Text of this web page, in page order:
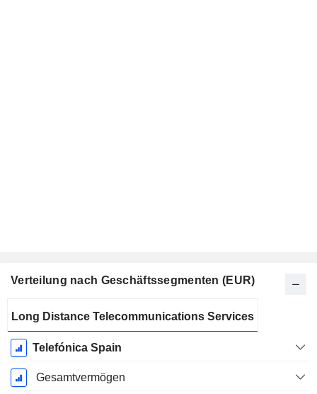
Verteilung nach Geschäftssegmenten (EUR)
Geschäftsjahres:
Dezember
Long Distance Telecommunications Services
Telefónica Spain
Gesamtvermögen